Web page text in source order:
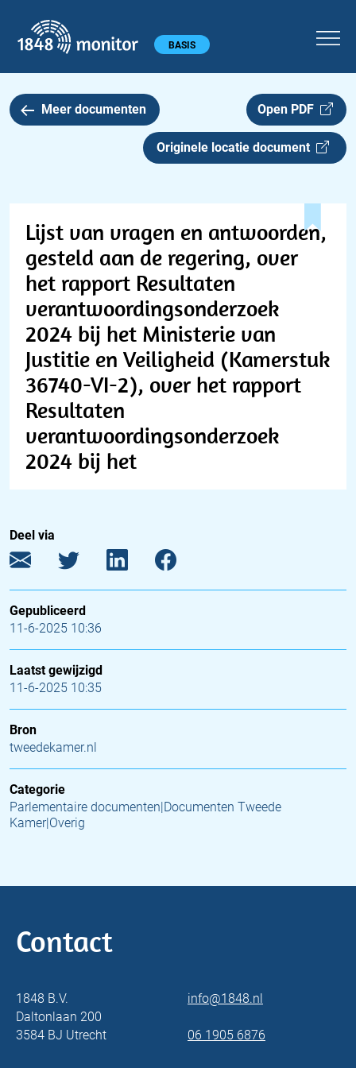
Hoofdmenu BASIS
Meer documenten Open PDF
Originele locatie document
Lijst van vragen en antwoorden,
gesteld aan de regering, over
het rapport Resultaten
verantwoordingsonderzoek
2024 bij het Ministerie van
Justitie en Veiligheid (Kamerstuk
36740-VI-2), over het rapport
Resultaten
verantwoordingsonderzoek
2024 bij het
Deel via
Gepubliceerd
11-6-2025 10:36
Laatst gewijzigd
11-6-2025 10:35
Bron
tweedekamer.nl
Categorie
Parlementaire documenten|Documenten Tweede
Kamer|Overig
Contact
1848 B.V.
Daltonlaan 200
3584 BJ Utrecht
info@1848.nl
06 1905 6876